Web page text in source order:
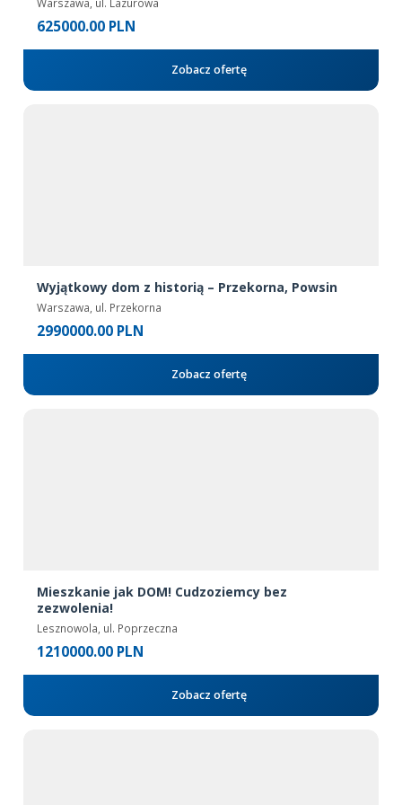
625000.00 PLN
Zobacz ofertę
Wyjątkowy dom z historią – Przekorna, Powsin
Warszawa, ul. Przekorna
2990000.00 PLN
Zobacz ofertę
Mieszkanie jak DOM! Cudzoziemcy bez
zezwolenia!
Lesznowola, ul. Poprzeczna
1210000.00 PLN
Zobacz ofertę